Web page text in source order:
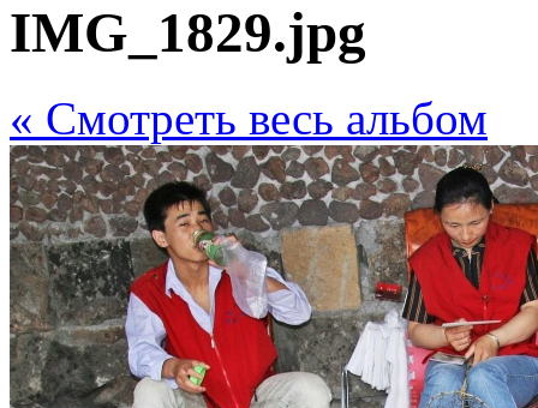
IMG_1829.jpg
« Cмотреть весь альбом